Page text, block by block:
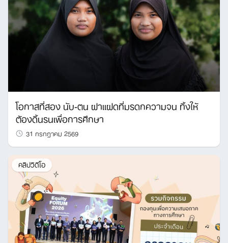
โอกาสที่สอง นับ-ตน ฝาแฝดที่มรดกความจน ทิ้งให้
ต้องดิ้นรนเพื่อการศึกษา
31 กรกฎาคม 2569
คลิปวิดีโอ